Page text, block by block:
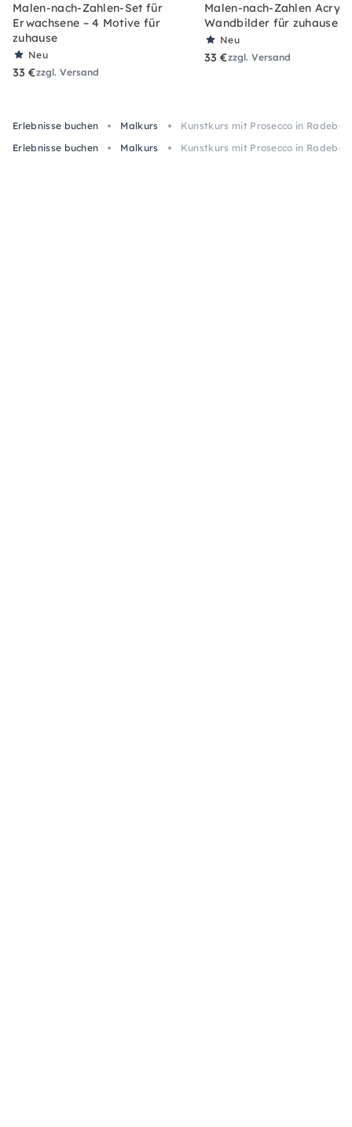
Malen-nach-Zahlen-Set für
Erwachsene – 4 Motive für
zuhause
Neu
33 €zzgl. Versand
Malen-nach-Zahlen Acryl-
Wandbilder für zuhause
Neu
33 €zzgl. Versand
Erlebnisse buchen Malkurs
Kunstkurs mit Prosecco in
Erlebnisse buchen
Malkurs Kunstkurs mit Prosecco in